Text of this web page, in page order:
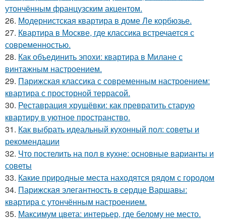
утончённым французским акцентом.
26. Модернистская квартира в доме Ле корбюзье.
27. Квартира в Москве, где классика встречается с
современностью.
28. Как объединить эпохи: квартира в Милане с
винтажным настроением.
29. Парижская классика с современным настроением:
квартира с просторной террасой.
30. Реставрация хрущёвки: как превратить старую
квартиру в уютное пространство.
31. Как выбрать идеальный кухонный пол: советы и
рекомендации
32. Что постелить на пол в кухне: основные варианты и
советы
33. Какие природные места находятся рядом с городом
34. Парижская элегантность в сердце Варшавы:
квартира с утончённым настроением.
35. Максимум цвета: интерьер, где белому не место.